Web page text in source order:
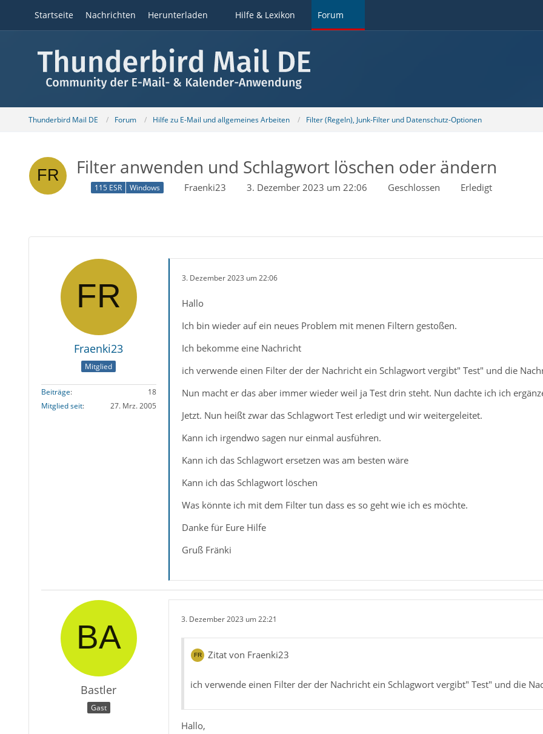
Startseite Nachrichten Herunterladen Hilfe & Lexikon Forum
Thunderbird Mail DE Forum Hilfe zu E-Mail und allgemeines Arbeiten Filter (Regeln), Junk-Filter und Datenschutz-Optionen
Filter anwenden und Schlagwort löschen oder ändern
115 ESR Windows Fraenki23 3. Dezember 2023 um 22:06 Geschlossen Erledigt
Fraenki23
Mitglied
Beiträge
18
Mitglied seit
27. Mrz. 2005
3. Dezember 2023 um 22:06
Hallo
Ich bin wieder auf ein neues Problem mit menen Filtern gestoßen.
Ich bekomme eine Nachricht
ich verwende einen Filter der der Nachricht ein Schlagwort vergibt" Test" und die
Nun macht er das aber immer wieder weil ja Test drin steht. Nun dachte ich ich
Jetzt. Nun heißt zwar das Schlagwort Test erledigt und wir weitergeleitet.
Kann ich irgendwo sagen nur einmal ausführen.
Kann ich das Schlagwort ersetzen was am besten wäre
Kann ich das Schlagwort löschen
Was könnte ich mit dem Filter tun dass es so geht wie ich es möchte.
Danke für Eure Hilfe
Gruß Fränki
Bastler
Gast
3. Dezember 2023 um 22:21
Zitat von Fraenki23
ich verwende einen Filter der der Nachricht ein Schlagwort vergibt" Test" und die
Hallo,